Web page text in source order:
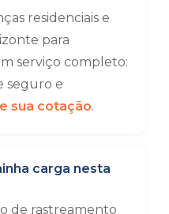
residenciais e
para
serviço completo:
seguro e
sua cotação.
carga nesta
de rastreamento